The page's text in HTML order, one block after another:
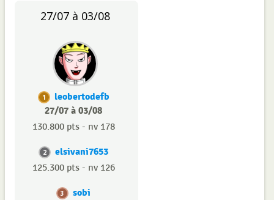
27/07 à 03/08
1
leobertodefb
27/07 à 03/08
130.800 pts - nv 178
2 elsivani7653
125.300 pts - nv 126
3 sobi